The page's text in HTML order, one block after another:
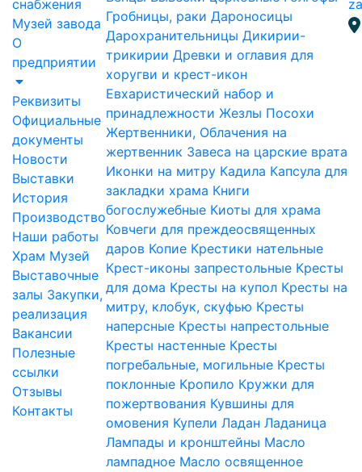
снабжения
Музей завода
О
предприятии
Реквизиты
Официальные
документы
Новости
Выставки
История
Производство
Наши работы
Храм Музей
Выставочные
залы Закупки,
реализация
Вакансии
Полезные
ссылки
Отзывы
Контакты
Гробницы, раки Дароносицы
Дарохранительницы Дикирии-
трикирии Древки и оглавия для
хоругви и крест-икон
Евхаристический набор и
принадлежности Жезлы Посохи
Жертвенники, Облачения на
жертвенник Завеса на царские врата
Иконки на митру Кадила Капсула для
закладки храма Книги
богослужебные Киоты для храма
Ковчеги для преждеосвященных
даров Копие Крестики нательные
Крест-иконы запрестольные Кресты
для дома Кресты на купол Кресты на
митру, клобук, скуфью Кресты
наперсные Кресты напрестольные
Кресты настенные Кресты
погребальные, могильные Кресты
поклонные Кропило Кружки для
пожертвования Кувшины для
омовения Купели Ладан Ладаница
Лампады и кронштейны Масло
лампадное Масло освященное